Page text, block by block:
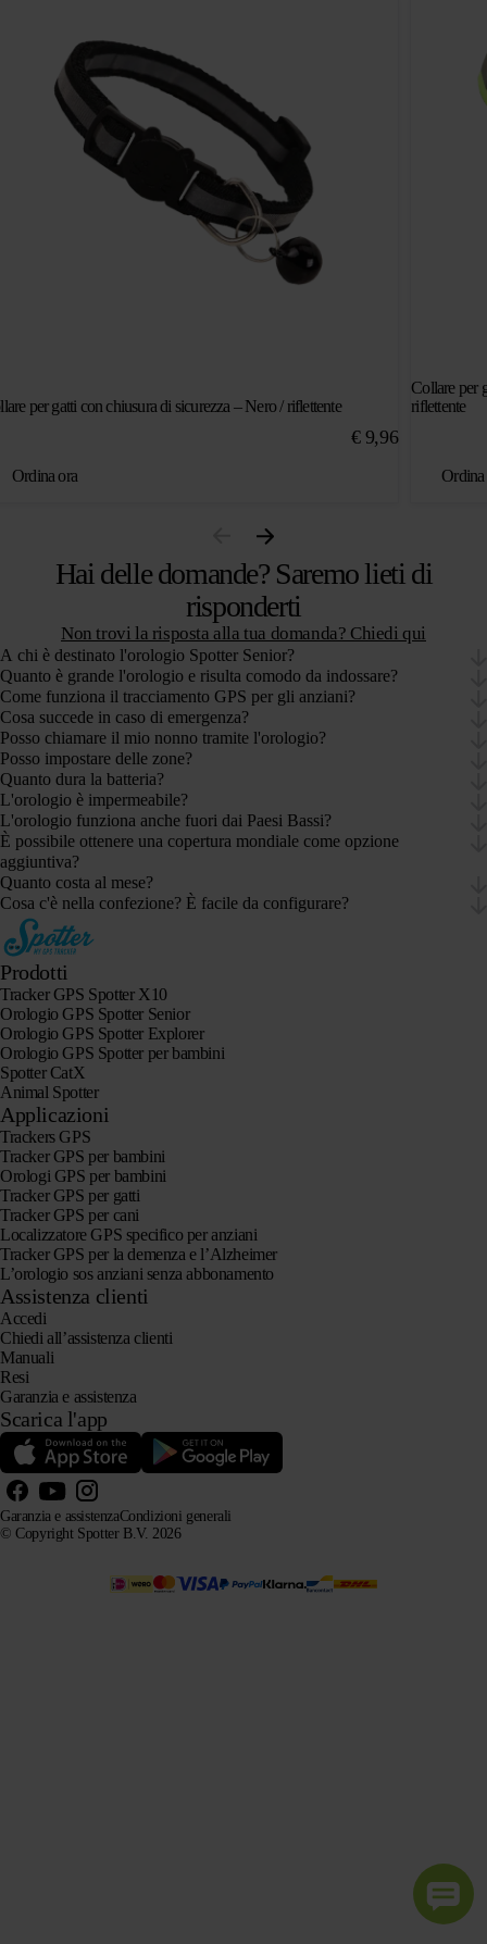
per gatti con chiusura di sicurezza – Nero / riflettente
€9,96
Ordina ora
Collare per
riflettente
Ordina
Hai delle domande? Saremo lieti di
risponderti
Non trovi la risposta alla tua domanda? Chiedi qui
A chi è destinato l'orologio Spotter Senior?
Quanto è grande l'orologio e risulta comodo da indossare?
Come funziona il tracciamento GPS per gli anziani?
Cosa succede in caso di emergenza?
Posso chiamare il mio nonno tramite l'orologio?
Posso impostare delle zone?
Quanto dura la batteria?
L'orologio è impermeabile?
L'orologio funziona anche fuori dai Paesi Bassi?
È possibile ottenere una copertura mondiale come opzione
aggiuntiva?
Quanto costa al mese?
Cosa c'è nella confezione? È facile da configurare?
Prodotti
Tracker GPS Spotter X10
Orologio GPS Spotter Senior
Orologio GPS Spotter Explorer
Orologio GPS Spotter per bambini
Spotter CatX
Animal Spotter
Applicazioni
Trackers GPS
Tracker GPS per bambini
Orologi GPS per bambini
Tracker GPS per gatti
Tracker GPS per cani
Localizzatore GPS specifico per anziani
Tracker GPS per la demenza e l’Alzheimer
L’orologio sos anziani senza abbonamento
Assistenza clienti
Accedi
Chiedi all’assistenza clienti
Manuali
Resi
Garanzia e assistenza
Scarica l'app
© Copyright Spotter B.V. 2026
Garanzia e assistenzaCondizioni generali